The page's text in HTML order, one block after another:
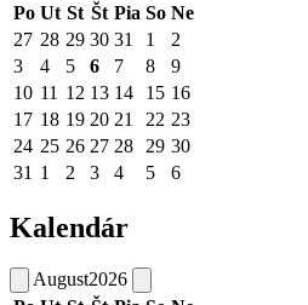
Po Ut St Št Pia So Ne
27 28 29 30 31 1
2
3
4 5 6 7 8
9
10 11 12 13 14 15 16
17 18 19 20 21 22 23
24 25 26 27 28 29 30
31 1 2 3 4 5 6
Kalendár
August2026